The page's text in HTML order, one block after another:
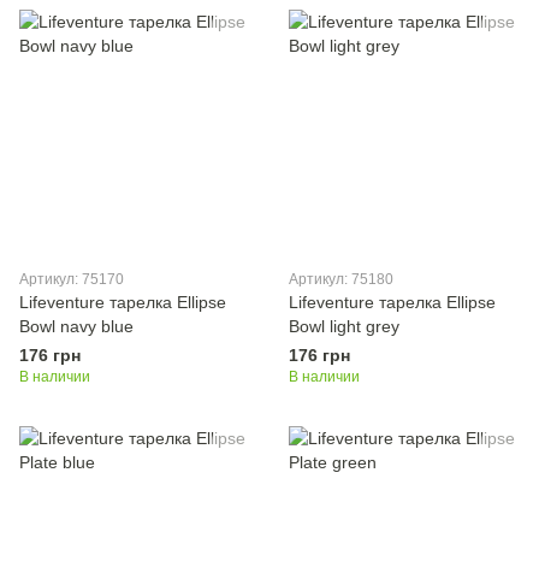
Артикул: 75170
Lifeventure тарелка Ellipse
Bowl navy blue
176 грн
В наличии
Артикул: 75180
Lifeventure тарелка Ellipse
Bowl light grey
176 грн
В наличии